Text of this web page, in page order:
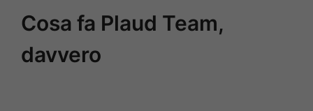
Cosa fa Plaud Team,
davvero